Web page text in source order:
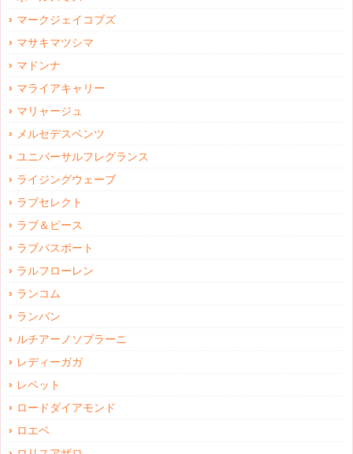
マークジェイコブズ
マサキマツシマ
マドンナ
マライアキャリー
マリャージュ
メルセデスベンツ
ユニバーサルフレグランス
ライジングウェーブ
ラブセレクト
ラブ＆ピース
ラブパスポート
ラルフローレン
ランコム
ランバン
ルチアーノソプラーニ
レディーガガ
レペット
ロードダイアモンド
ロエベ